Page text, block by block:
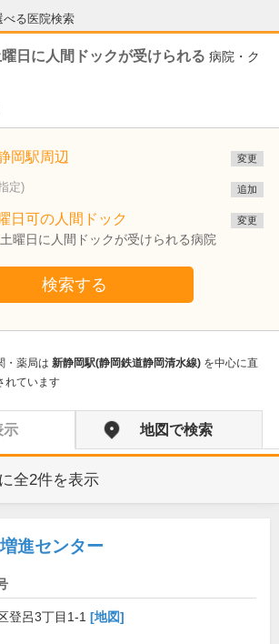
べる医院検索
日に人間ドックが受けられる 病院・ク
岡駅周辺 変更
定) 追加
日可の人間ドック
土曜日に人間ドックが受けられる病院
変更
検索する
・薬局は 新静岡駅(静岡鉄道静岡清水線) を中心に直
れています
示 地図で検索
全2件を表示
進センター
登呂3丁目1-1 [地図]